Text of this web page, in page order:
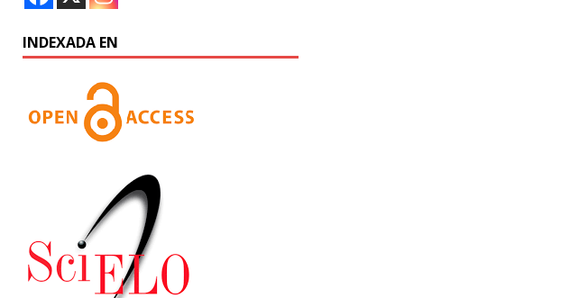
INDEXADA EN